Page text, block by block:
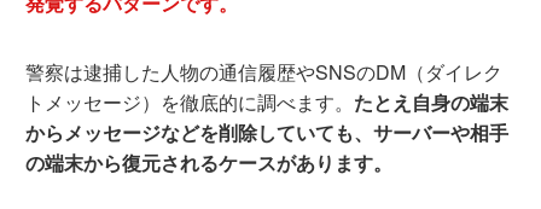
警察は逮捕した人物の通信履歴やSNSのDM（ダイレク
トメッセージ）を徹底的に調べます。 たとえ自身の端末
からメッセージなどを削除していても、サーバーや相手
の端末から復元されるケースがあります。